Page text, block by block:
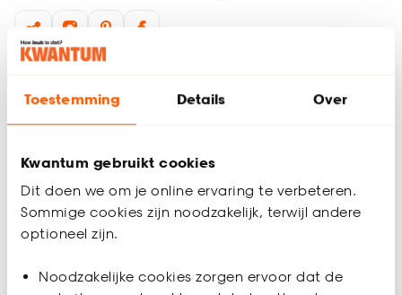
Toestemming Details Over
Kwantum gebruikt cookies
Dit doen we om je online ervaring te verbeteren.
Sommige cookies zijn noodzakelijk, terwijl andere
optioneel zijn.
Noodzakelijke cookies zorgen ervoor dat de
Buitenkleed Dalby kleedt je tuin, balkon of terras gezellige
aan.
Dit buitenkleed is gemaakt van 100% polypropyleen, wat
gemakkelijk schoon te maken is. Dankzij de afmetingen van
120x180 cm past het kleed makkelijk in elke buitenruimte.
Rechthoekig zwart buitenkleed
Productspecificaties